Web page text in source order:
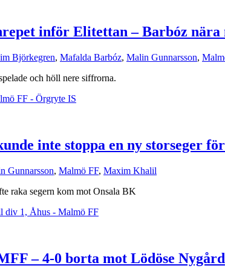
inför Elitettan – Barbóz nära
Björkegren, Mafalda Barbóz, Malin Gunnarsson,
och höll nere siffrorna.
inte stoppa en ny storseger
Gunnarsson, Malmö FF, Maxim Khalil
raka segern kom mot Onsala BK
– 4-0 borta mot Lödöse Nygård